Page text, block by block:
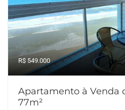
R$ 549.000
Apartamento à Venda
77m²